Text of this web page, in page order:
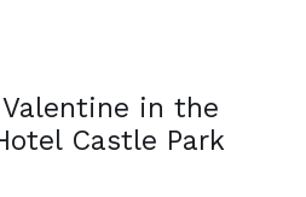
in the
Castle Park